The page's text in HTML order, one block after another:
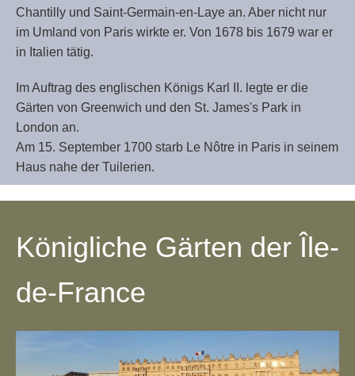
Chantilly und Saint-Germain-en-Laye an. Aber nicht nur
im Umland von Paris wirkte er. Von 1678 bis 1679 war er
in Italien tätig.
Im Auftrag des englischen Königs Karl II. legte er die
Gärten von Greenwich und den St. James's Park in
London an.
Am 15. September 1700 starb Le Nôtre in Paris in seinem
Haus nahe der Tuilerien.
Königliche Gärten der Île-
de-France